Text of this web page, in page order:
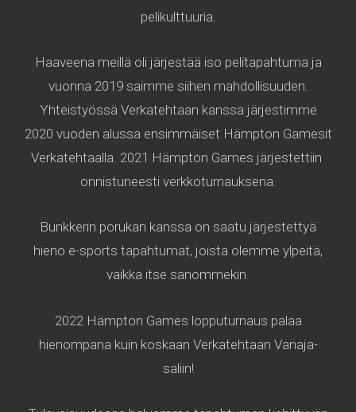
pelikulttuuria.
Haaveena meillä oli järjestää iso pelitapahtuma ja
vuonna 2019 saimme siihen mahdollisuuden.
Yhteistyössä Verkatehtaan kanssa järjestimme
2020 vuoden alussa ensimmäiset Hämpton Gamesit
Verkatehtaalla. 2021 Hämpton Games järjestettiin
onnistuneesti verkkoturnauksena.
Bunkkerin porukan kanssa on saatu järjestettyä
hieno e-sports tapahtumat, joista olemme ylpeitä,
vaikka itse sanommekin.
2022 Hämpton Games lopputurnaus palaa
hienompana kuin koskaan Verkatehtaan Vanaja-
saliin!